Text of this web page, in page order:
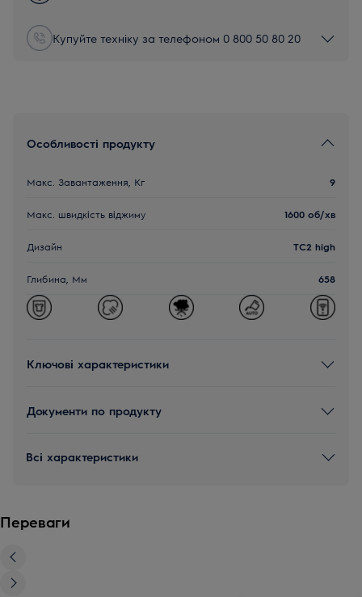
Купуйте техніку за телефоном 0 800 50 80 20
Особливості продукту
Макс. Завантаження, Кг 9
Макс. швидкість віджиму 1600 об/хв
Дизайн TC2 high
Глибина, Мм 658
Ключові характеристики
Документи по продукту
Всі характеристики
Переваги